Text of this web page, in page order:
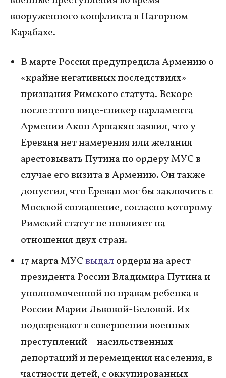
вооруженного конфликта в Нагорном
Карабахе.
В марте Россия предупредила Армению о
«крайне негативных последствиях»
признания Римского статута. Вскоре
после этого вице-спикер парламента
Армении Акоп Аршакян заявил, что у
Еревана нет намерения или желания
арестовывать Путина по ордеру МУС в
случае его визита в Армению. Он также
допустил, что Ереван мог бы заключить с
Москвой соглашение, согласно которому
Римский статут не повлияет на
отношения двух стран.
17 марта МУСвыдалордеры на арест
президента России Владимира Путина и
уполномоченной по правам ребенка в
России Марии Львовой-Беловой. Их
подозревают в совершении военных
преступлений – насильственных
депортаций и перемещения населения, в
частности детей, с оккупированных